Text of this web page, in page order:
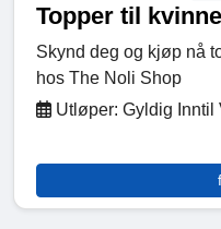
Topper til
Skynd deg og kjøp nå
hos The Noli Shop
Utløper: Gyldig Inntil